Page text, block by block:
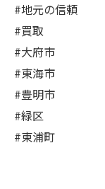
#地元の信頼
#買取
#大府市
#東海市
#豊明市
#緑区
#東浦町